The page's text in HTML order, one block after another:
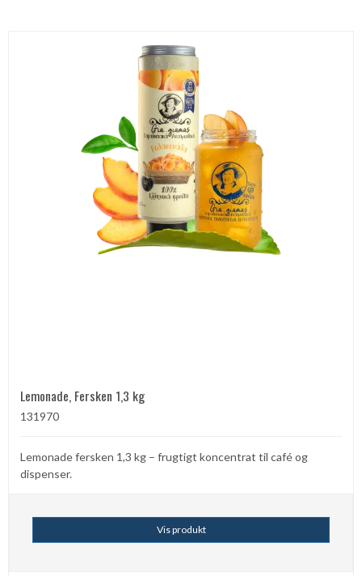
Lemonade, Fersken 1,3 kg
131970
Lemonade fersken 1,3 kg – frugtigt koncentrat til café og
dispenser.
Vis produkt